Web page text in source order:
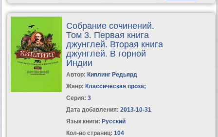
Собрание сочинений.
Том 3. Первая книга
джунглей. Вторая книга
джунглей. В горной
Индии
Автор: Киплинг Редьярд
Жанр: Классическая проза;
Серия: 3
Дата добавления: 2013-10-31
Язык книги: Русский
Кол-во страниц: 104